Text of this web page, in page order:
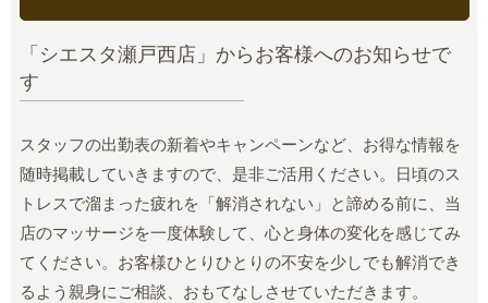
「シエスタ瀬戸西店」からお客様へのお知らせで
す
スタッフの出勤表の新着やキャンペーンなど、お得な情報を
随時掲載していきますので、是非ご活用ください。日頃のス
トレスで溜まった疲れを「解消されない」と諦める前に、当
店のマッサージを一度体験して、心と身体の変化を感じてみ
てください。お客様ひとりひとりの不安を少しでも解消でき
るよう親身にご相談、おもてなしさせていただきます。